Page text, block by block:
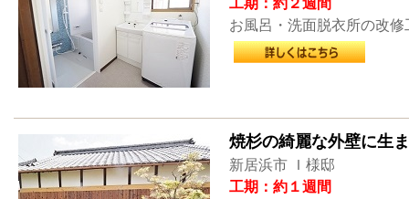
お風呂・洗面脱衣所の改
焼杉の綺麗な外壁に生
新居浜市 Ｉ様邸
工期：約１週間